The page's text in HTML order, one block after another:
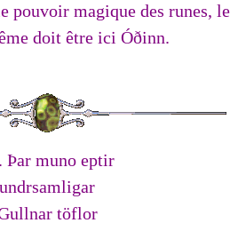
pouvoir magique des runes, le
doit être ici Óðinn.
Þar muno eptir
undrsamligar
töflor